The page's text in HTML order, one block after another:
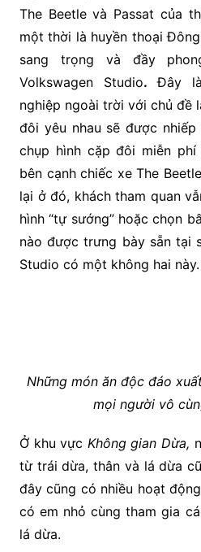
The Beetle và Passat của
một thời là huyền thoại
sang trọng và đầy
Volkswagen Studio.Đây
nghiệp ngoài trời với chủ đề
đôi yêu nhau sẽ được nhiếp
chụp hình cặp đôi miễn
bên cạnh chiếc xe The
lại ở đó, khách tham quan
hình “tự sướng” hoặc chọn
nào được trưng bày sẵn tại
Studio có một không hai này.
Những món ăn độc đáo
mọi người vô
Ở khu vực Không gian Dừa,
từ trái dừa, thân và lá dừa
đây cũng có nhiều hoạt
có em nhỏ cùng tham gia
lá dừa.